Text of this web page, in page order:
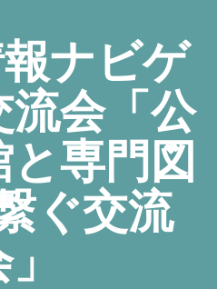
ナビゲ
流会「公
専門図
ぐ交流